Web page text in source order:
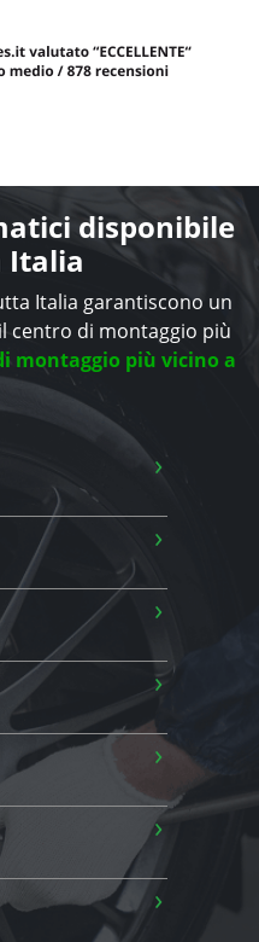
disponibile
Italia
Italia garantiscono un
centro di montaggio più
montaggio più vicino a
›
›
›
›
›
›
›